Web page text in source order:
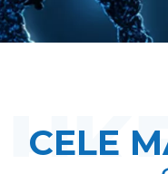
CELE